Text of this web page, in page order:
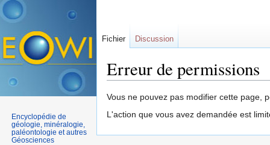
Erreur de permissions
Vous ne pouvez pas modifier cette page,
L'action que vous avez demandée est
Fichier Discussion
Encyclopédie de
géologie, minéralogie,
paléontologie et autres
Géosciences